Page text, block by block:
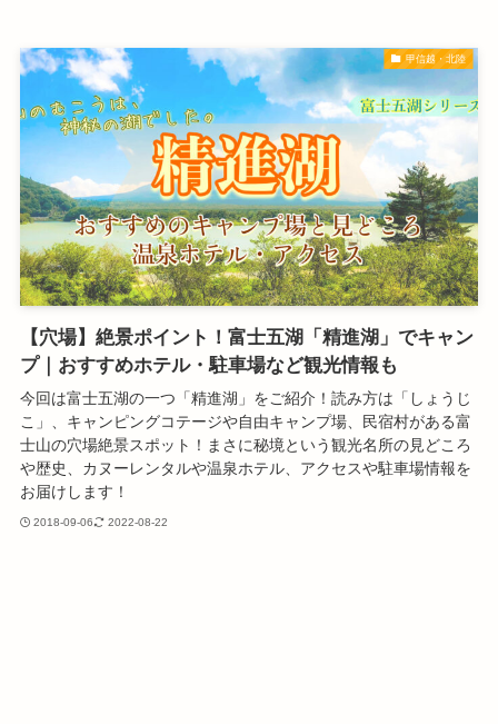
甲信越・北陸
【穴場】絶景ポイント！富士五湖「精進湖」でキャン
プ｜おすすめホテル・駐車場など観光情報も
今回は富士五湖の一つ「精進湖」をご紹介！読み方は「しょうじ
こ」、キャンピングコテージや自由キャンプ場、民宿村がある富
士山の穴場絶景スポット！まさに秘境という観光名所の見どころ
や歴史、カヌーレンタルや温泉ホテル、アクセスや駐車場情報を
お届けします！
2018-09-06 2022-08-22